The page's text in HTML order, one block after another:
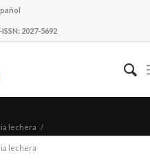
2027-5692
lechera /
lechera